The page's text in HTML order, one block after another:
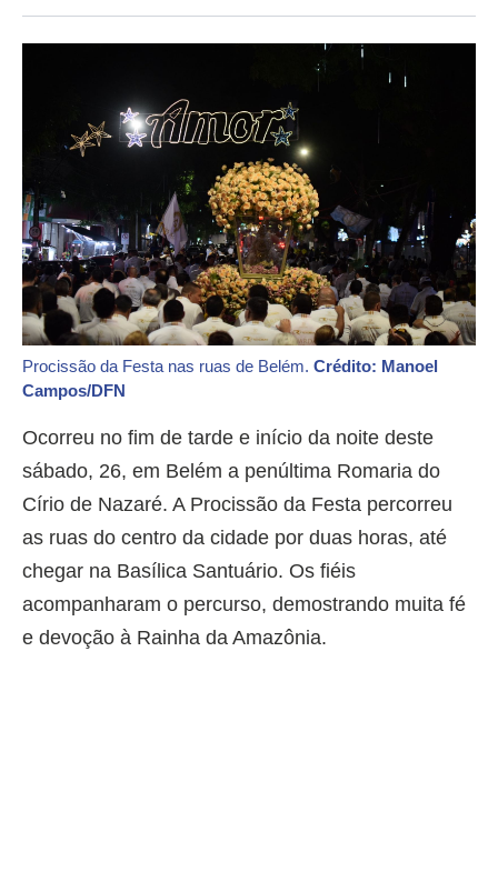
Procissão da Festa nas ruas de Belém. Crédito: Manoel
Campos/DFN
Ocorreu no fim de tarde e início da noite deste
sábado, 26, em Belém a penúltima Romaria do
Círio de Nazaré. A Procissão da Festa percorreu
as ruas do centro da cidade por duas horas, até
chegar na Basílica Santuário. Os fiéis
acompanharam o percurso, demostrando muita fé
e devoção à Rainha da Amazônia.